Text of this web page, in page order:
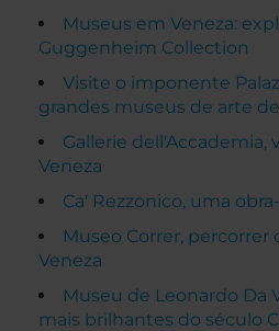
Museus em Veneza:
Guggenheim Collection
Visite o imponente
grandes museus de arte
Gallerie dell'Accademia,
Veneza
Ca' Rezzonico, uma
Museo Correr,
Veneza
Museu de Leonardo Da
mais brilhantes do século